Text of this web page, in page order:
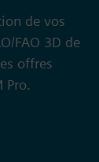
de vos
FAO 3D de
offres
Pro.